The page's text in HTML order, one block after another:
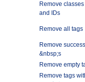
Remove classes
and IDs
Remove all tags
Remove
&nbsp;s
Remove empty
Remove tags